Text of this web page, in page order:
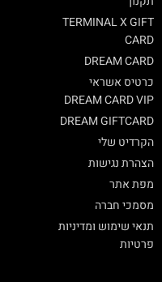
TERMINAL X GIFT
CARD
DREAM CARD
כרטיס אשראי
DREAM CARD VIP
DREAM GIFTCARD
הקרדיט שלי
הצהרת נגישות
מפת אתר
מסמכי חברה
תנאי שימוש ומדיניות
פרטיות